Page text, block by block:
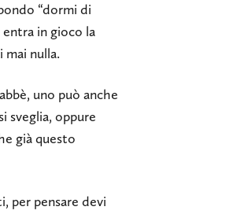
“dormi di
entra in gioco la
mai nulla.
uno può anche
sveglia, oppure
già questo
per pensare devi